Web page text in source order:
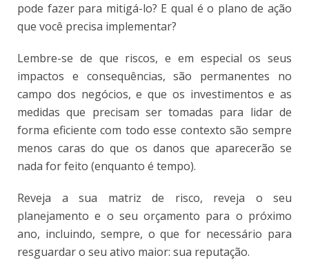
pode fazer para mitigá-lo? E qual é o plano de ação
que você precisa implementar?
Lembre-se de que riscos, e em especial os seus
impactos e consequências, são permanentes no
campo dos negócios, e que os investimentos e as
medidas que precisam ser tomadas para lidar de
forma eficiente com todo esse contexto são sempre
menos caras do que os danos que aparecerão se
nada for feito (enquanto é tempo).
Reveja a sua matriz de risco, reveja o seu
planejamento e o seu orçamento para o próximo
ano, incluindo, sempre, o que for necessário para
resguardar o seu ativo maior: sua reputação.